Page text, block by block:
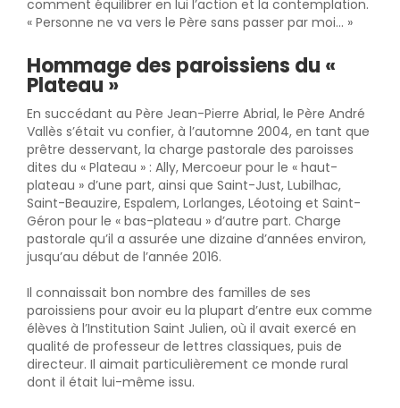
comment équilibrer en lui l’action et la contemplation.
« Personne ne va vers le Père sans passer par moi… »
Hommage des paroissiens du «
Plateau »
En succédant au Père Jean-Pierre Abrial, le Père André
Vallès s’était vu confier, à l’automne 2004, en tant que
prêtre desservant, la charge pastorale des paroisses
dites du « Plateau » : Ally, Mercoeur pour le « haut-
plateau » d’une part, ainsi que Saint-Just, Lubilhac,
Saint-Beauzire, Espalem, Lorlanges, Léotoing et Saint-
Géron pour le « bas-plateau » d’autre part. Charge
pastorale qu’il a assurée une dizaine d’années environ,
jusqu’au début de l’année 2016.
Il connaissait bon nombre des familles de ses
paroissiens pour avoir eu la plupart d’entre eux comme
élèves à l’Institution Saint Julien, où il avait exercé en
qualité de professeur de lettres classiques, puis de
directeur. Il aimait particulièrement ce monde rural
dont il était lui-même issu.